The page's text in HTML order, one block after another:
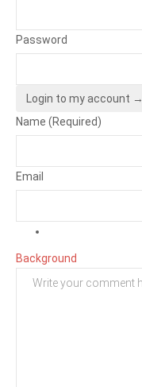
Password
Login to my account →
Name (Required)
Email
Background